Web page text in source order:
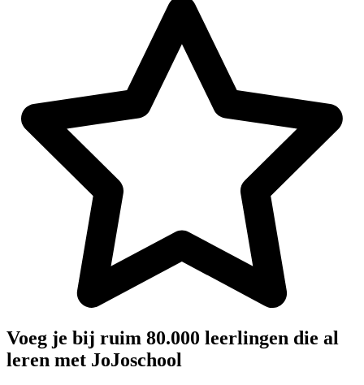
Voeg je bij ruim 80.000 leerlingen die al
leren met JoJoschool